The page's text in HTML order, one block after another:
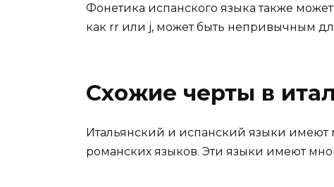
Фонетика испанского языка также
как rr или j, может быть непривычным
Схожие черты в
Итальянский и испанский языки имеют
романских языков. Эти языки имеют